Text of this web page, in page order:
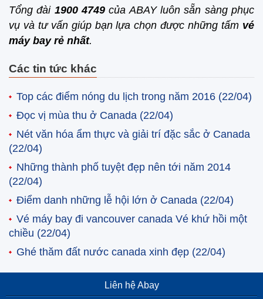
Tổng đài 1900 4749 của ABAY luôn sẵn sàng phục
vụ và tư vấn giúp bạn lựa chọn được những tấm vé
máy bay rẻ nhất.
Các tin tức khác
Top các điểm nóng du lịch trong năm 2016 (22/04)
Đọc vị mùa thu ở Canada (22/04)
Nét văn hóa ẩm thực và giải trí đặc sắc ở Canada
(22/04)
Những thành phố tuyệt đẹp nên tới năm 2014
(22/04)
Điểm danh những lễ hội lớn ở Canada (22/04)
Vé máy bay đi vancouver canada Vé khứ hồi một
chiều (22/04)
Ghé thăm đất nước canada xinh đẹp (22/04)
Liên hệ Abay